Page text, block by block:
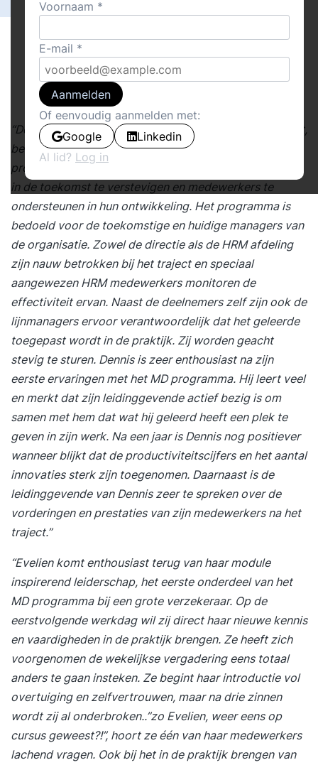
“De directie van het productiebedrijf waar Dennis werkt,
besluit eenManagement Development
programma op te starten om haar concurrentiepositie
in de toekomst te verstevigen en medewerkers te
ondersteunen in hun ontwikkeling. Het programma is
bedoeld voor de toekomstige en huidige managers van
de organisatie. Zowel de directie als de HRM afdeling
zijn nauw betrokken bij het traject en speciaal
aangewezen HRM medewerkers monitoren de
effectiviteit ervan. Naast de deelnemers zelf zijn ook de
lijnmanagers ervoor verantwoordelijk dat het geleerde
toegepast wordt in de praktijk. Zij worden geacht
stevig te sturen. Dennis is zeer enthousiast na zijn
eerste ervaringen met het MD programma. Hij leert veel
en merkt dat zijn leidinggevende actief bezig is om
samen met hem dat wat hij geleerd heeft een plek te
geven in zijn werk. Na een jaar is Dennis nog positiever
wanneer blijkt dat de productiviteitscijfers en het aantal
innovaties sterk zijn toegenomen. Daarnaast is de
leidinggevende van Dennis zeer te spreken over de
vorderingen en prestaties van zijn medewerkers na het
traject.”
“Evelien komt enthousiast terug van haar module
inspirerend leiderschap, het eerste onderdeel van het
MD programma bij een grote verzekeraar. Op de
eerstvolgende werkdag wil zij direct haar nieuwe kennis
en vaardigheden in de praktijk brengen. Ze heeft zich
voorgenomen de wekelijkse vergadering eens totaal
anders te gaan insteken. Ze begint haar introductie vol
overtuiging en zelfvertrouwen, maar na drie zinnen
wordt zij al onderbroken..”zo Evelien, weer eens op
cursus geweest?!”, hoort ze één van haar medewerkers
lachend vragen. Ook bij het in de praktijk brengen van
Voornaam
E-mail
Aanmelden
Of eenvoudig aanmelden met:
Google
Linkedin
Al lid? Log in